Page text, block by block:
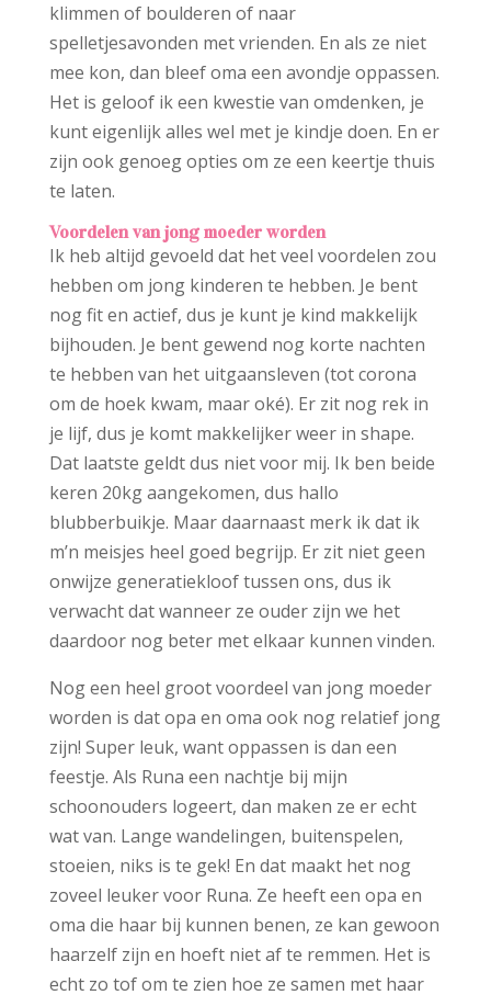
klimmen of boulderen of naar
spelletjesavonden met vrienden. En als ze niet
mee kon, dan bleef oma een avondje oppassen.
Het is geloof ik een kwestie van omdenken, je
kunt eigenlijk alles wel met je kindje doen. En er
zijn ook genoeg opties om ze een keertje thuis
te laten.
Voordelen van jong moeder worden
Ik heb altijd gevoeld dat het veel voordelen zou
hebben om jong kinderen te hebben. Je bent
nog fit en actief, dus je kunt je kind makkelijk
bijhouden. Je bent gewend nog korte nachten
te hebben van het uitgaansleven (tot corona
om de hoek kwam, maar oké). Er zit nog rek in
je lijf, dus je komt makkelijker weer in shape.
Dat laatste geldt dus niet voor mij. Ik ben beide
keren 20kg aangekomen, dus hallo
blubberbuikje. Maar daarnaast merk ik dat ik
m’n meisjes heel goed begrijp. Er zit niet geen
onwijze generatiekloof tussen ons, dus ik
verwacht dat wanneer ze ouder zijn we het
daardoor nog beter met elkaar kunnen vinden.
Nog een heel groot voordeel van jong moeder
worden is dat opa en oma ook nog relatief jong
zijn! Super leuk, want oppassen is dan een
feestje. Als Runa een nachtje bij mijn
schoonouders logeert, dan maken ze er echt
wat van. Lange wandelingen, buitenspelen,
stoeien, niks is te gek! En dat maakt het nog
zoveel leuker voor Runa. Ze heeft een opa en
oma die haar bij kunnen benen, ze kan gewoon
haarzelf zijn en hoeft niet af te remmen. Het is
echt zo tof om te zien hoe ze samen met haar